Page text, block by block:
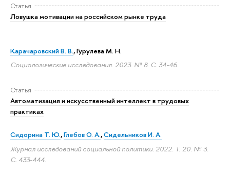
Статья
Ловушка мотивации на российском рынке труда
Карачаровский В. В.,Гурулева М. Н.
Социологические исследования. 2023. № 8. С. 34-46.
Статья
Автоматизация и искусственный интеллект в трудовых
практиках
Сидорина Т. Ю.,Глебов О. А.,Сидельников И. А.
Журнал исследований социальной политики. 2022. Т. 20. № 3.
С. 433-444.